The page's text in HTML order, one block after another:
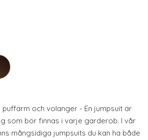
puffärm och volanger - En jumpsuit är
som bör finnas i varje garderob. I vår
mångsidiga jumpsuits du kan ha både